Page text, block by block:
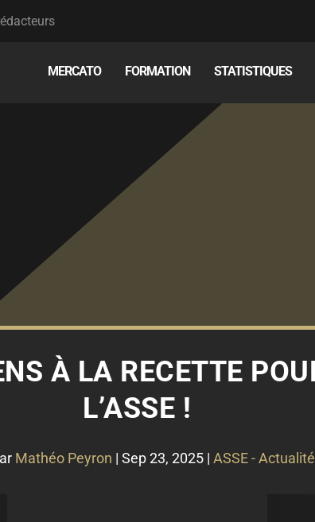
MERCATO FORMATION STATISTIQUES
À LA RECETTE
L’ASSE !
Mathéo Peyron | Sep 23, 2025 | ASSE -